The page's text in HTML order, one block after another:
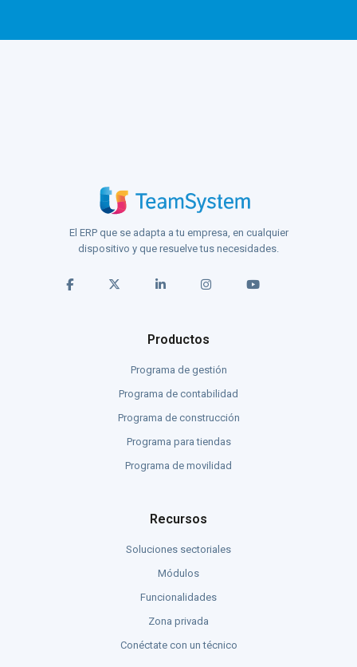
El ERP que se adapta a tu empresa, en cualquier
dispositivo y que resuelve tus necesidades.
Productos
Programa de gestión
Programa de contabilidad
Programa de construcción
Programa para tiendas
Programa de movilidad
Recursos
Soluciones sectoriales
Módulos
Funcionalidades
Zona privada
Conéctate con un técnico